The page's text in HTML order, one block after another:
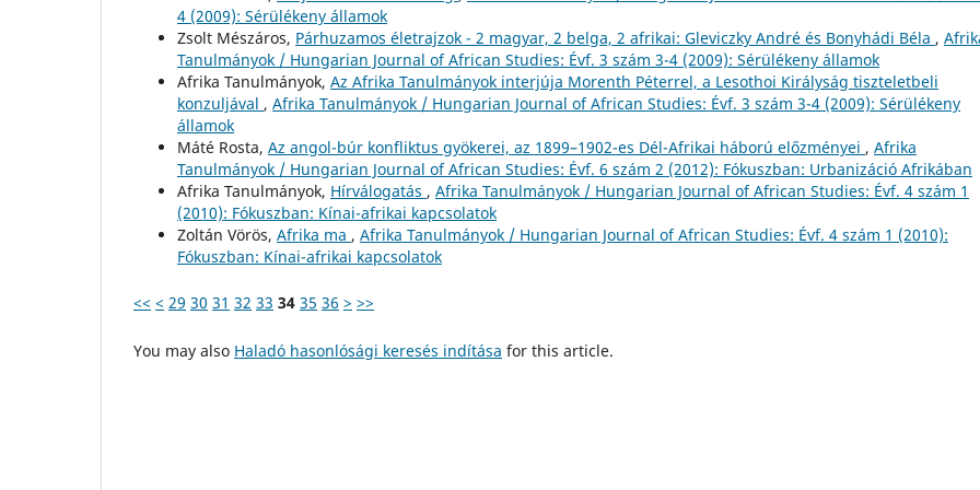
4 (2009): Sérülékeny államok
Zsolt Mészáros, Párhuzamos életrajzok - 2 magyar, 2 belga, 2 afrikai: Gleviczky André és Bonyhádi Béla ,
Tanulmányok / Hungarian Journal of African Studies: Évf. 3 szám 3-4 (2009): Sérülékeny államok
Afrika Tanulmányok, Az Afrika Tanulmányok interjúja Morenth Péterrel, a Lesothoi Királyság tiszteletbeli
konzuljával , Afrika Tanulmányok / Hungarian Journal of African Studies: Évf. 3 szám 3-4 (2009): Sérülékeny
államok
Máté Rosta, Az angol-búr konfliktus gyökerei, az 1899–1902-es Dél-Afrikai háború előzményei , Afrika
Tanulmányok / Hungarian Journal of African Studies: Évf. 6 szám 2 (2012): Fókuszban: Urbanizáció Afrikában
Afrika Tanulmányok, Hírválogatás , Afrika Tanulmányok / Hungarian Journal of African Studies: Évf. 4 szám 1
(2010): Fókuszban: Kínai-afrikai kapcsolatok
Zoltán Vörös, Afrika ma , Afrika Tanulmányok / Hungarian Journal of African Studies: Évf. 4 szám 1 (2010):
Fókuszban: Kínai-afrikai kapcsolatok
<< < 29 30 31 32 33 34 35 36 > >>
You may also Haladó hasonlósági keresés indítása for this article.